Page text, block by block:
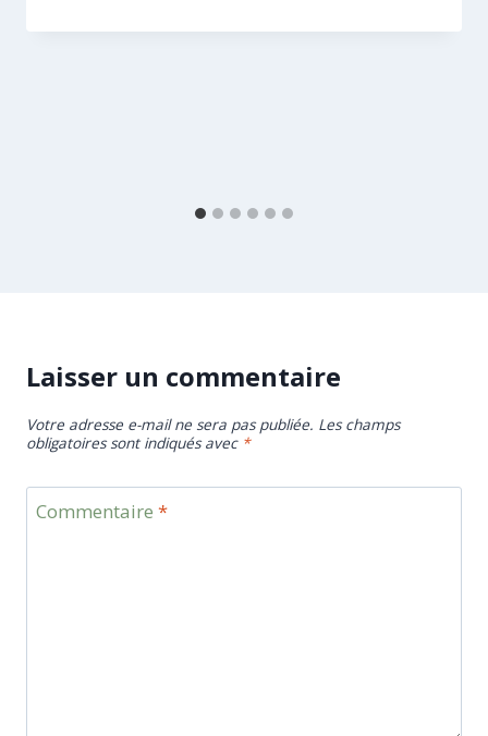
Laisser un commentaire
Votre adresse e-mail ne sera pas publiée. Les champs
obligatoires sont indiqués avec *
Commentaire *